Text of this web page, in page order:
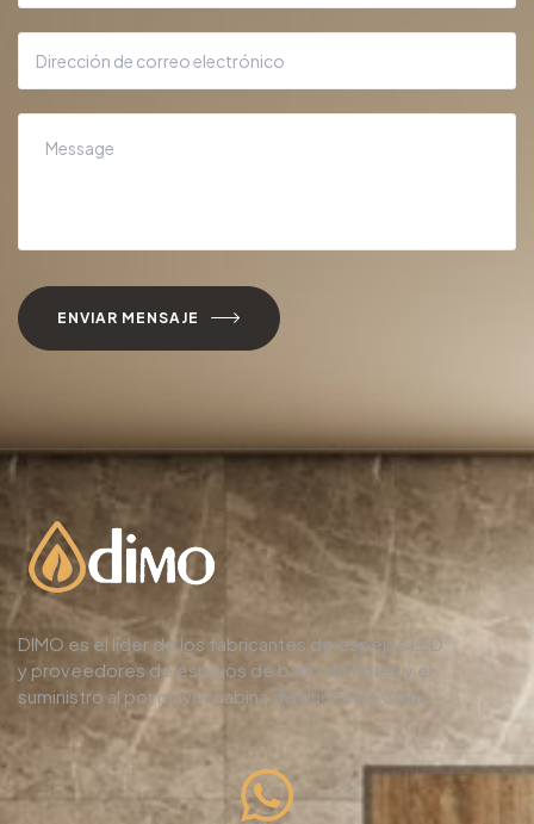
ENVIAR MENSAJE
DIMO es el líder de los fabricantes de espejos LED
y proveedores de espejos de baño de hotel, y el
suministro al por mayor cabina de ducha de China.